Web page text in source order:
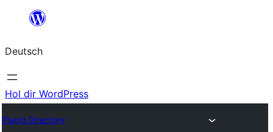
springen
Deutsch
Hol dir WordPress
Plugin Directory